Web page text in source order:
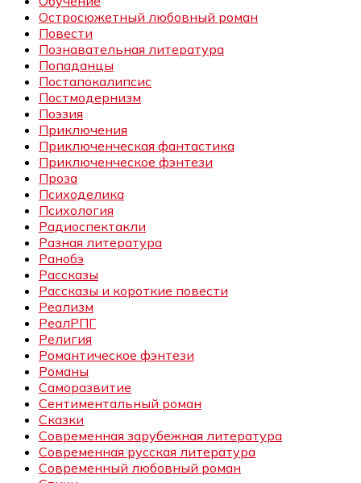
Остросюжетный любовный роман
Повести
Познавательная литература
Попаданцы
Постапокалипсис
Постмодернизм
Поэзия
Приключения
Приключенческая фантастика
Приключенческое фэнтези
Проза
Психоделика
Психология
Радиоспектакли
Разная литература
Ранобэ
Рассказы
Рассказы и короткие повести
Реализм
РеалРПГ
Религия
Романтическое фэнтези
Романы
Саморазвитие
Сентиментальный роман
Сказки
Современная зарубежная литература
Современная русская литература
Современный любовный роман